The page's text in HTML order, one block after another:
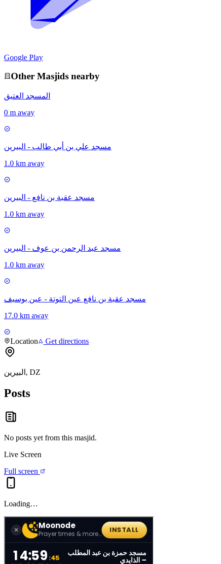
Google Play
Other Masjids nearby
المسجد العتيق
0 m away
مسجد علي بن أبي طالب - البيرين
1.0 km away
مسجد عقبة بن نافع - البيرين
1.0 km away
مسجد عبد الرحمن بن عوف - البيرين
1.0 km away
مسجد عقبة بن نافع عين التوتة - عين بوسيف
17.0 km away
Location Get directions
البيرين, DZ
Posts
No posts yet from this masjid.
Live Screen
Full screen
Loading…